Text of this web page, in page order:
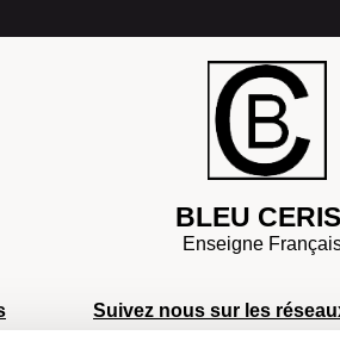
BLEU
Enseigne
Suivez nous sur les